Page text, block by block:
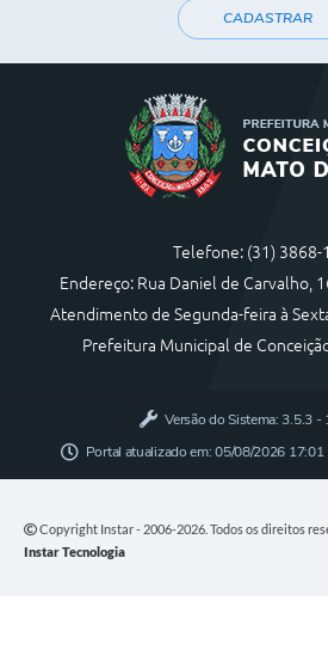
CADASTRAR
Telefone: (31) 3868-
Endereço: Rua Daniel de Carvalho,
Atendimento de Segunda-feira à
Prefeitura Municipal de
Versão do Sistema: 3.5.3 -
Portal atualizado em:05/08/2026 17:01
Copyright Instar - 2006-2026. Todos os direitos
Instar Tecnologia